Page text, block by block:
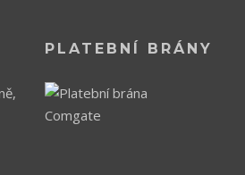
PLATEBNÍ BRÁNY